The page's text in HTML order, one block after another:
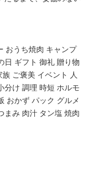
おうち焼肉 キャンプ
日 ギフト 御礼 贈り物
ご褒美 イベント 人
分け 調理 時短 ホルモ
おかず パック グルメ
まみ 肉汁 タン塩 焼肉